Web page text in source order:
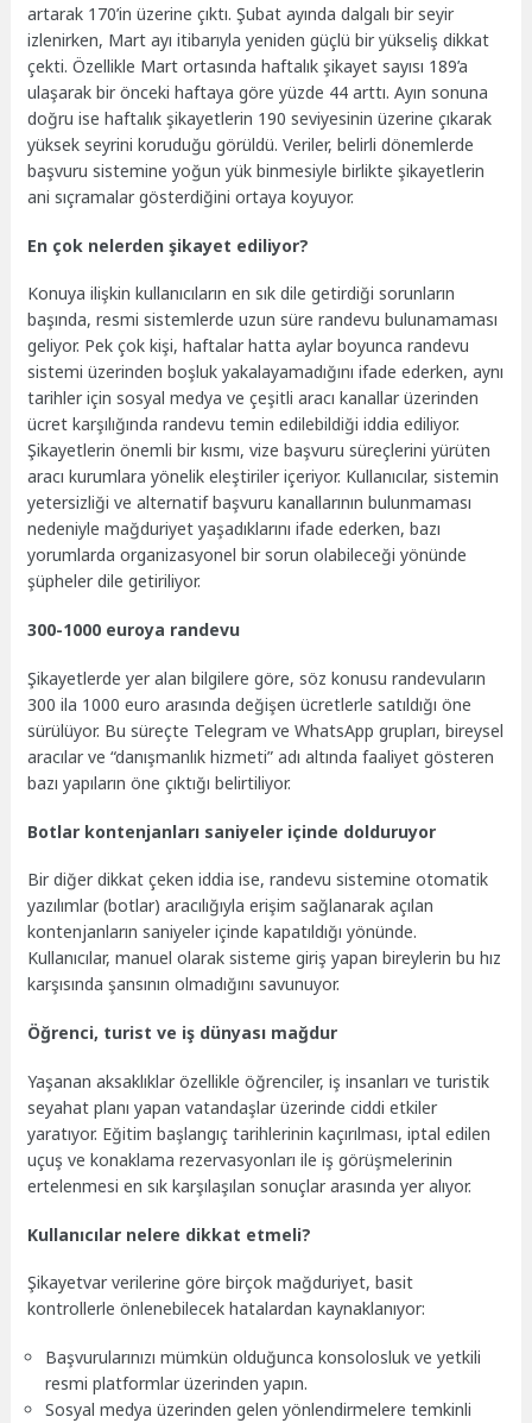
artarak 170’in üzerine çıktı. Şubat ayında dalgalı bir seyir
izlenirken, Mart ayı itibarıyla yeniden güçlü bir yükseliş dikkat
çekti. Özellikle Mart ortasında haftalık şikayet sayısı 189’a
ulaşarak bir önceki haftaya göre yüzde 44 arttı. Ayın sonuna
doğru ise haftalık şikayetlerin 190 seviyesinin üzerine çıkarak
yüksek seyrini koruduğu görüldü. Veriler, belirli dönemlerde
başvuru sistemine yoğun yük binmesiyle birlikte şikayetlerin
ani sıçramalar gösterdiğini ortaya koyuyor.
En çok nelerden şikayet ediliyor?
Konuya ilişkin kullanıcıların en sık dile getirdiği sorunların
başında, resmi sistemlerde uzun süre randevu bulunamaması
geliyor. Pek çok kişi, haftalar hatta aylar boyunca randevu
sistemi üzerinden boşluk yakalayamadığını ifade ederken, aynı
tarihler için sosyal medya ve çeşitli aracı kanallar üzerinden
ücret karşılığında randevu temin edilebildiği iddia ediliyor.
Şikayetlerin önemli bir kısmı, vize başvuru süreçlerini yürüten
aracı kurumlara yönelik eleştiriler içeriyor. Kullanıcılar, sistemin
yetersizliği ve alternatif başvuru kanallarının bulunmaması
nedeniyle mağduriyet yaşadıklarını ifade ederken, bazı
yorumlarda organizasyonel bir sorun olabileceği yönünde
şüpheler dile getiriliyor.
300-1000 euroya randevu
Şikayetlerde yer alan bilgilere göre, söz konusu randevuların
300 ila 1000 euro arasında değişen ücretlerle satıldığı öne
sürülüyor. Bu süreçte Telegram ve WhatsApp grupları, bireysel
aracılar ve “danışmanlık hizmeti” adı altında faaliyet gösteren
bazı yapıların öne çıktığı belirtiliyor.
Botlar kontenjanları saniyeler içinde dolduruyor
Bir diğer dikkat çeken iddia ise, randevu sistemine otomatik
yazılımlar (botlar) aracılığıyla erişim sağlanarak açılan
kontenjanların saniyeler içinde kapatıldığı yönünde.
Kullanıcılar, manuel olarak sisteme giriş yapan bireylerin bu hız
karşısında şansının olmadığını savunuyor.
Öğrenci, turist ve iş dünyası mağdur
Yaşanan aksaklıklar özellikle öğrenciler, iş insanları ve turistik
seyahat planı yapan vatandaşlar üzerinde ciddi etkiler
yaratıyor. Eğitim başlangıç tarihlerinin kaçırılması, iptal edilen
uçuş ve konaklama rezervasyonları ile iş görüşmelerinin
ertelenmesi en sık karşılaşılan sonuçlar arasında yer alıyor.
Kullanıcılar nelere dikkat etmeli?
Şikayetvar verilerine göre birçok mağduriyet, basit
kontrollerle önlenebilecek hatalardan kaynaklanıyor:
Başvurularınızı mümkün olduğunca konsolosluk ve yetkili
resmi platformlar üzerinden yapın.
Sosyal medya üzerinden gelen yönlendirmelere temkinli